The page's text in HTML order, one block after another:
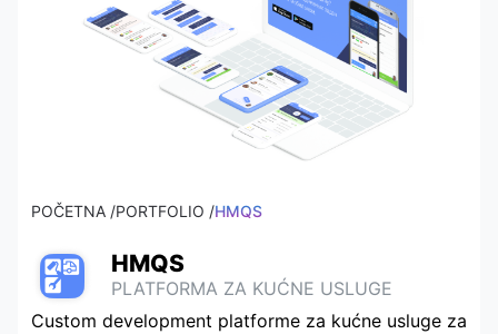
POČETNA /PORTFOLIO /HMQS
HMQS
PLATFORMA ZA KUĆNE USLUGE
Custom development platforme za kućne usluge za